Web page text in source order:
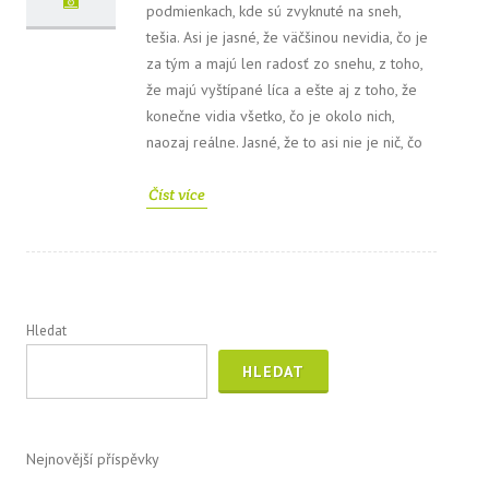
podmienkach, kde sú zvyknuté na sneh,
tešia. Asi je jasné, že väčšinou nevidia, čo je
za tým a majú len radosť zo snehu, z toho,
že majú vyštípané líca a ešte aj z toho, že
konečne vidia všetko, čo je okolo nich,
naozaj reálne. Jasné, že to asi nie je nič, čo
Číst více
Hledat
HLEDAT
Nejnovější příspěvky